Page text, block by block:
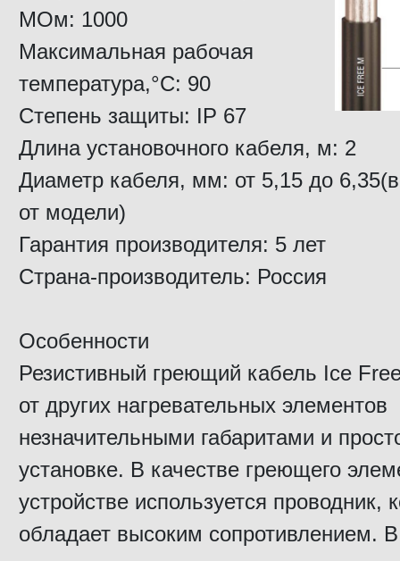
МОм: 1000
Максимальная рабочая
температура,°C: 90
Степень защиты: IP 67
Длина установочного кабеля, м: 2
Диаметр кабеля, мм: от 5,15 до
от модели)
Гарантия производителя: 5 лет
Страна-производитель: Россия
Особенности
Резистивный греющий кабель Ice
от других нагревательных элементов
незначительными габаритами и
установке. В качестве греющего
устройстве используется проводник,
обладает высоким сопротивлением. В